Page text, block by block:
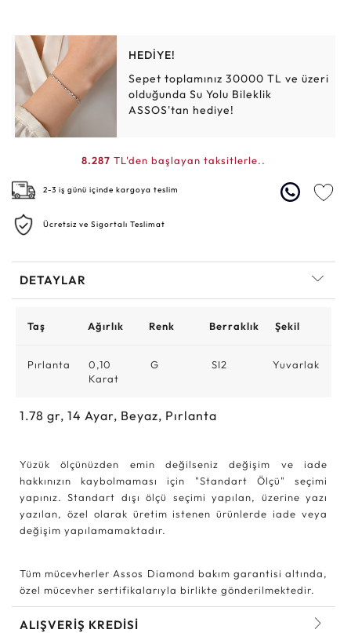
HEDİYE!
Sepet toplamınız 30000 TL ve üzeri
olduğunda Su Yolu Bileklik
ASSOS'tan hediye!
8.287 TL'den başlayan taksitlerle..
2-3 iş günü içinde kargoya teslim
Ücretsiz ve Sigortalı Teslimat
DETAYLAR
Taş Ağırlık Renk Berraklık Şekil
Pırlanta
0,10
Karat
G SI2 Yuvarlak
1.78 gr, 14 Ayar, Beyaz, Pırlanta
Yüzük ölçünüzden emin değilseniz değişim ve iade
hakkınızın kaybolmaması için "Standart Ölçü" seçimi
yapınız. Standart dışı ölçü seçimi yapılan, üzerine yazı
yazılan, özel olarak üretim istenen ürünlerde iade veya
değişim yapılamamaktadır.
Tüm mücevherler Assos Diamond bakım garantisi altında,
özel mücevher sertifikalarıyla birlikte gönderilmektedir.
ALIŞVERİŞ KREDİSİ